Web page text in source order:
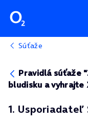
Súťaže
Pravidlá súťaže
bludisku a vyhrajte
1. Usporiadateľ